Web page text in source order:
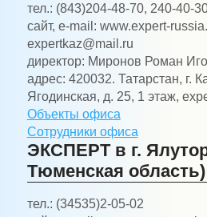
тел.: (843)204-48-70, 240-40-
сайт, e-mail: www.expert-
expertkaz@mail.ru
директор: Миронов Роман
адрес: 420032. Татарстан, г.
Ягодинская, д. 25, 1 этаж,
Объекты офиса
Сотрудники офиса
ЭКСПЕРТ в г.
Тюменская область)
тел.: (34535)2-05-02